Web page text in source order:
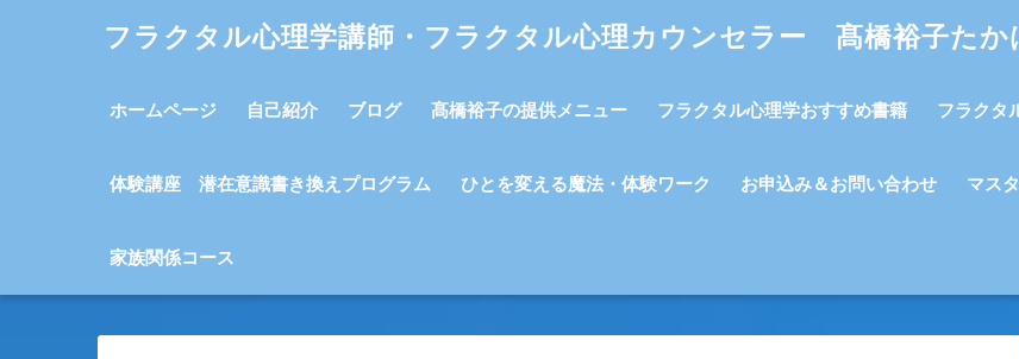
フラクタル心理学講師・フラクタル心理カウンセラー 髙橋裕子たか
ホームページ 自己紹介 ブログ 髙橋裕子の提供メニュー フラクタル心理学おすすめ書籍 フラクタ
体験講座 潜在意識書き換えプログラム ひとを変える魔法・体験ワーク お申込み＆お問い合わせ マス
家族関係コース